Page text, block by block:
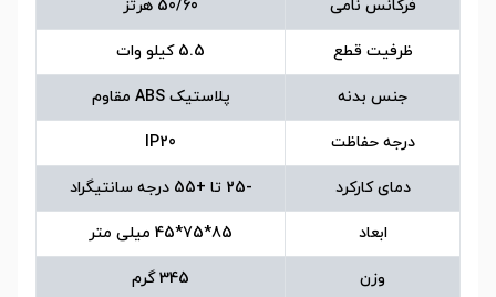
فرکانس نامی 50/60 هرتز
ظرفیت قطع 5.5 کیلو وات
جنس بدنه پلاستیک ABS مقاوم
درجه حفاظت IP20
دمای کارکرد -25 تا +55 درجه سانتیگراد
ابعاد 85*75*45 میلی متر
وزن 345 گرم